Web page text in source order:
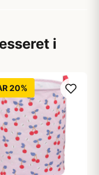
i
20%